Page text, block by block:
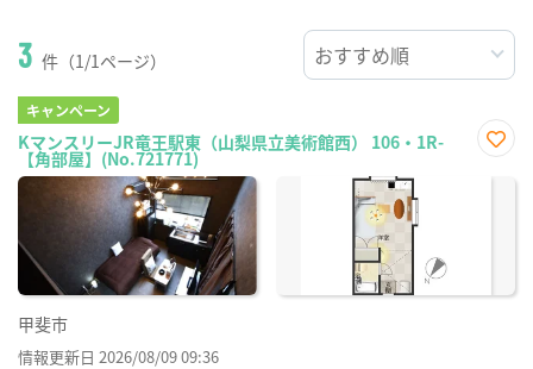
3 件（1/1ページ）
キャンペーン
KマンスリーJR竜王駅東（山梨県立美術館西） 106・1R-
【角部屋】(No.721771)
に入
甲斐市
情報更新日 2026/08/09 09:36